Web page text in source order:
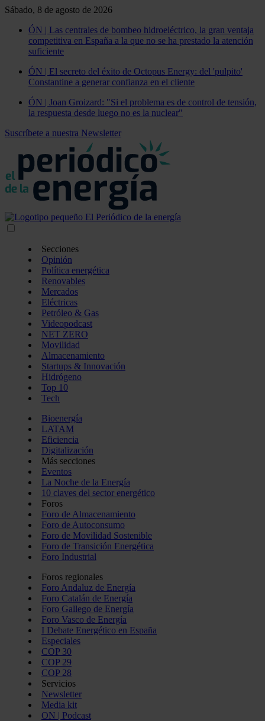
Sábado, 8 de agosto de 2026
ÓN | Las centrales de bombeo hidroeléctrico, la gran ventaja
competitiva en España a la que no se ha prestado la atención
suficiente
ÓN | El secreto del éxito de Octopus Energy: del 'pulpito'
Constantine a generar confianza en el cliente
ÓN | Joan Groizard: "Si el problema es de control de tensión,
la respuesta desde luego no es la nuclear"
Suscríbete a nuestra Newsletter
Secciones
Opinión
Política energética
Renovables
Mercados
Eléctricas
Petróleo & Gas
Videopodcast
NET ZERO
Movilidad
Almacenamiento
Startups & Innovación
Hidrógeno
Top 10
Tech
Bioenergía
LATAM
Eficiencia
Digitalización
Más secciones
Eventos
La Noche de la Energía
10 claves del sector energético
Foros
Foro de Almacenamiento
Foro de Autoconsumo
Foro de Movilidad Sostenible
Foro de Transición Energética
Foro Industrial
Foros regionales
Foro Andaluz de Energía
Foro Catalán de Energía
Foro Gallego de Energía
Foro Vasco de Energía
I Debate Energético en España
Especiales
COP 30
COP 29
COP 28
Servicios
Newsletter
Media kit
ON | Podcast